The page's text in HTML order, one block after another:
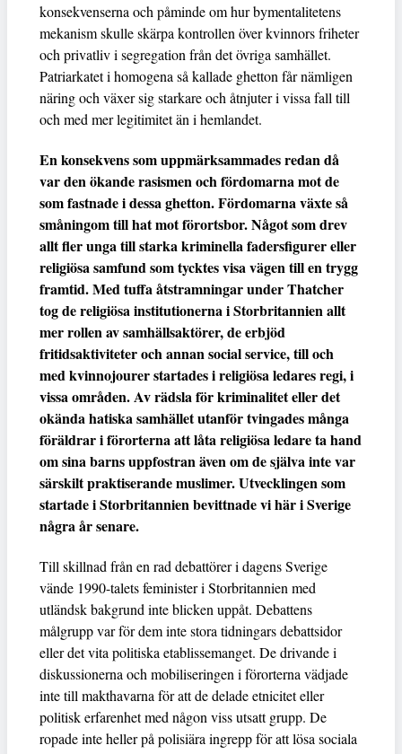
konsekvenserna och påminde om hur bymentalitetens
mekanism skulle skärpa kontrollen över kvinnors friheter
och privatliv i segregation från det övriga samhället.
Patriarkatet i homogena så kallade ghetton får nämligen
näring och växer sig starkare och åtnjuter i vissa fall till
och med mer legitimitet än i hemlandet.
En konsekvens som uppmärksammades redan då
var den ökande rasismen och fördomarna mot de
som fastnade i dessa ghetton. Fördomarna växte så
småningom till hat mot förortsbor. Något som drev
allt fler unga till starka kriminella fadersfigurer eller
religiösa samfund som tycktes visa vägen till en trygg
framtid. Med tuffa åtstramningar under Thatcher
tog de religiösa institutionerna i Storbritannien allt
mer rollen av samhällsaktörer, de erbjöd
fritidsaktiviteter och annan social service, till och
med kvinnojourer startades i religiösa ledares regi, i
vissa områden. Av rädsla för kriminalitet eller det
okända hatiska samhället utanför tvingades många
föräldrar i förorterna att låta religiösa ledare ta hand
om sina barns uppfostran även om de själva inte var
särskilt praktiserande muslimer. Utvecklingen som
startade i Storbritannien bevittnade vi här i Sverige
några år senare.
Till skillnad från en rad debattörer i dagens Sverige
vände 1990-talets feminister i Storbritannien med
utländsk bakgrund inte blicken uppåt. Debattens
målgrupp var för dem inte stora tidningars debattsidor
eller det vita politiska etablissemanget. De drivande i
diskussionerna och mobiliseringen i förorterna vädjade
inte till makthavarna för att de delade etnicitet eller
politisk erfarenhet med någon viss utsatt grupp. De
ropade inte heller på polisiära ingrepp för att lösa sociala